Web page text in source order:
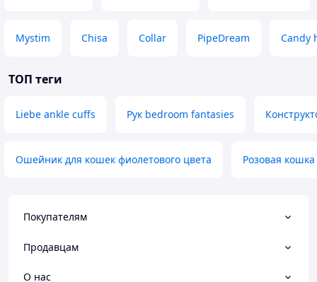
Mystim Chisa Collar PipeDream Candy
ТОП теги
Liebe ankle cuffs Рук bedroom fantasies
Ошейник для кошек фиолетового цвета Розовая
Покупателям
Продавцам
О нас